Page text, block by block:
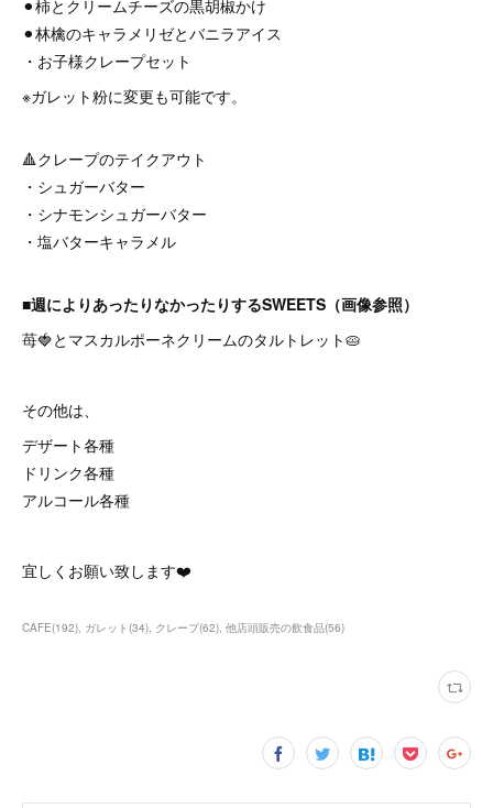
⚫︎柿とクリームチーズの黒胡椒かけ
⚫︎林檎のキャラメリゼとバニラアイス
・お子様クレープセット
⁡※ガレット粉に変更も可能です。
⁡🔺クレープのテイクアウト
・シュガーバター
・シナモンシュガーバター
・塩バターキャラメル
■週によりあったりなかったりするSWEETS（画像参照）
⁡苺🍓とマスカルポーネクリームのタルトレット🥧
その他は、
デザート各種
ドリンク各種
アルコール各種⁡
宜しくお願い致します❤️
CAFE(192) ガレット(34) クレープ(62) 他店頭販売の飲食品(56)